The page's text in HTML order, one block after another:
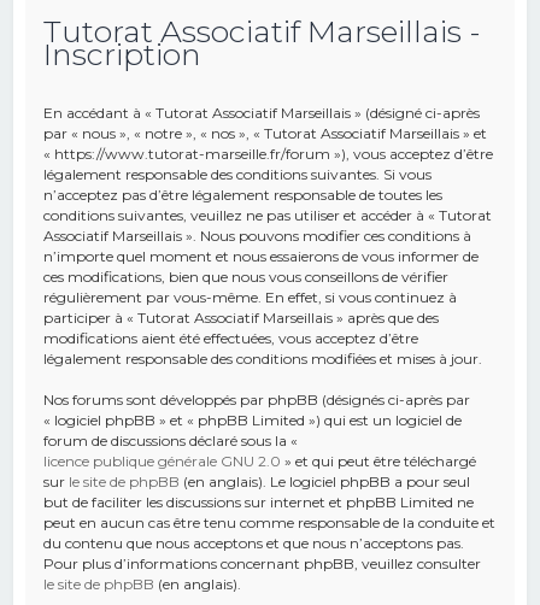
Tutorat Associatif Marseillais -
Inscription
En accédant à « Tutorat Associatif Marseillais » (désigné ci-après
par « nous », « notre », « nos », « Tutorat Associatif Marseillais » et
« https://www.tutorat-marseille.fr/forum »), vous acceptez d’être
légalement responsable des conditions suivantes. Si vous
n’acceptez pas d’être légalement responsable de toutes les
conditions suivantes, veuillez ne pas utiliser et accéder à « Tutorat
Associatif Marseillais ». Nous pouvons modifier ces conditions à
n’importe quel moment et nous essaierons de vous informer de
ces modifications, bien que nous vous conseillons de vérifier
régulièrement par vous-même. En effet, si vous continuez à
participer à « Tutorat Associatif Marseillais » après que des
modifications aient été effectuées, vous acceptez d’être
légalement responsable des conditions modifiées et mises à jour.
Nos forums sont développés par phpBB (désignés ci-après par
« logiciel phpBB » et « phpBB Limited ») qui est un logiciel de
forum de discussions déclaré sous la «
licence publique générale GNU 2.0 » et qui peut être téléchargé
sur le site de phpBB (en anglais). Le logiciel phpBB a pour seul
but de faciliter les discussions sur internet et phpBB Limited ne
peut en aucun cas être tenu comme responsable de la conduite et
du contenu que nous acceptons et que nous n’acceptons pas.
Pour plus d’informations concernant phpBB, veuillez consulter
le site de phpBB (en anglais).